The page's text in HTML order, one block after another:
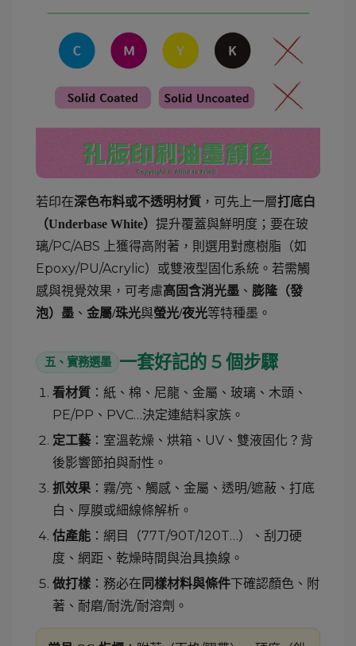
若印在深色布料或不透明材質 ，可先上一層打底白
（Underbase White） 提升覆蓋與鮮明度；要在玻
璃/PC/ABS 上獲得高附著，則選用對應樹脂（如
Epoxy/PU/Acrylic）或雙液型固化系統。若需觸
感與視覺效果，可考慮高固含消光墨 、 膨隆（發
泡）墨 、 金屬/珠光與螢光/夜光等特種墨。
五、實務選墨 一套好記的 5 個步驟
看材質：紙、棉、尼龍、金屬、玻璃、木頭、
PE/PP、PVC…決定連結料家族。
定工藝：室溫乾燥、烘箱、UV、雙液固化？背
後影響節拍與耐性。
抓效果：霧/亮、觸感、金屬、透明/遮蔽、打底
白、厚膜或細線條解析。
估產能：網目（77T/90T/120T…）、刮刀硬
度、網距、乾燥時間與治具換線。
做打樣：務必在 同樣材料與條件下確認顏色、附
著、耐磨/耐洗/耐溶劑。